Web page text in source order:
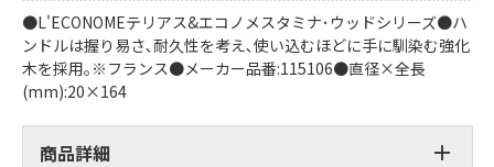
●L'ECONOMEテリアス&エコノメスタミナ･ウッドシリーズ●ハ
ンドルは握り易さ､耐久性を考え､使い込むほどに手に馴染む強化
木を採用｡※フランス●メーカー品番:115106●直径×全長
(mm):20×164
商品詳細